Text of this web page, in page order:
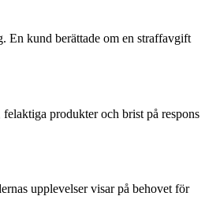
En kund berättade om en straffavgift
produkter och brist på respons
upplevelser visar på behovet för